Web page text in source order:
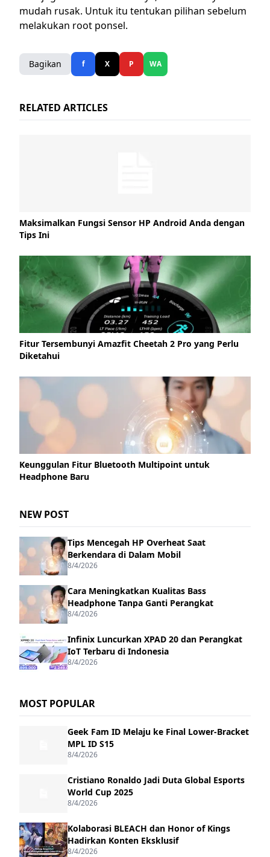
mudah rusak. Untuk itu tentukan pilihan sebelum
melakukan root ponsel.
Bagikan f X P WA
RELATED ARTICLES
Maksimalkan Fungsi Sensor HP Android Anda dengan
Tips Ini
Fitur Tersembunyi Amazfit Cheetah 2 Pro yang Perlu
Diketahui
Keunggulan Fitur Bluetooth Multipoint untuk
Headphone Baru
NEW POST
Tips Mencegah HP Overheat Saat
Berkendara di Dalam Mobil
8/4/2026
Cara Meningkatkan Kualitas Bass
Headphone Tanpa Ganti Perangkat
8/4/2026
Infinix Luncurkan XPAD 20 dan Perangkat
IoT Terbaru di Indonesia
8/4/2026
MOST POPULAR
Geek Fam ID Melaju ke Final Lower-Bracket
MPL ID S15
8/4/2026
Cristiano Ronaldo Jadi Duta Global Esports
World Cup 2025
8/4/2026
Kolaborasi BLEACH dan Honor of Kings
Hadirkan Konten Eksklusif
8/4/2026